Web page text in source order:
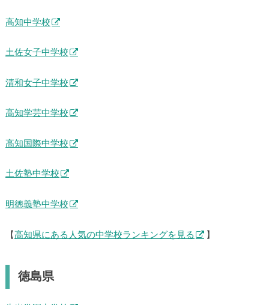
高知中学校
土佐女子中学校
清和女子中学校
高知学芸中学校
高知国際中学校
土佐塾中学校
明徳義塾中学校
【 高知県にある人気の中学校ランキングを見る 】
徳島県